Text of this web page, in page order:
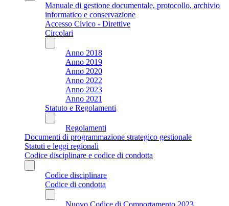
Manuale di gestione documentale, protocollo, archivio
informatico e conservazione
Accesso Civico - Direttive
Circolari
Anno 2018
Anno 2019
Anno 2020
Anno 2022
Anno 2023
Anno 2021
Statuto e Regolamenti
Regolamenti
Documenti di programmazione strategico gestionale
Statuti e leggi regionali
Codice disciplinare e codice di condotta
Codice disciplinare
Codice di condotta
Nuovo Codice di Comportamento 2023